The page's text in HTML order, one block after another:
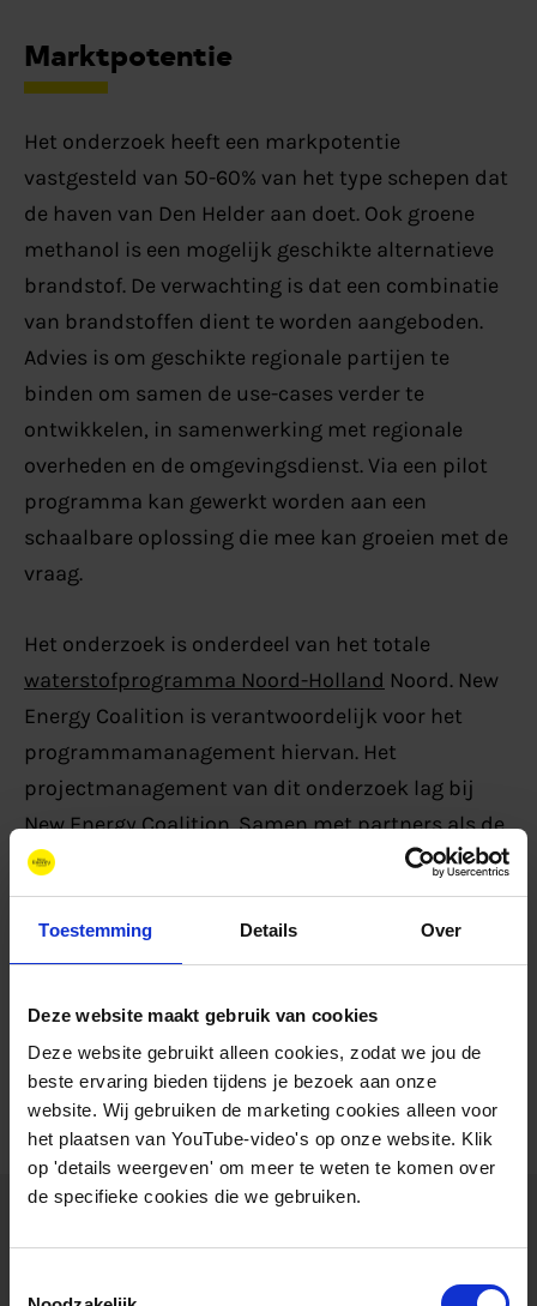
Toestemming Details Over
Deze website maakt gebruik van cookies
Deze website gebruikt alleen cookies, zodat we jou de
beste ervaring bieden tijdens je bezoek aan onze
website. Wij gebruiken de marketing cookies alleen voor
het plaatsen van YouTube-video's op onze website. Klik
op 'details weergeven' om meer te weten te komen over
de specifieke cookies die we gebruiken.
Marktpotentie
Het onderzoek heeft een markpotentie
vastgesteld van 50-60% van het type schepen dat
de haven van Den Helder aan doet. Ook groene
methanol is een mogelijk geschikte alternatieve
brandstof. De verwachting is dat een combinatie
van brandstoffen dient te worden aangeboden.
Advies is om geschikte regionale partijen te
binden om samen de use-cases verder te
ontwikkelen, in samenwerking met regionale
overheden en de omgevingsdienst. Via een pilot
programma kan gewerkt worden aan een
schaalbare oplossing die mee kan groeien met de
vraag.
Het onderzoek is onderdeel van het totale
waterstofprogramma Noord-Holland Noord. New
Energy Coalition is verantwoordelijk voor het
programmamanagement hiervan. Het
projectmanagement van dit onderzoek lag bij
New Energy Coalition. Samen met partners als de
provincie Noord Holland, gemeente Den Helder,
Port of Den Helder en verscheidene ketenpartners
is de probleemformulering opgesteld en
inhoudelijk input gegeven aan het onderzoek.
Download het onderzoek
Gerelateerde nieuwsberichten